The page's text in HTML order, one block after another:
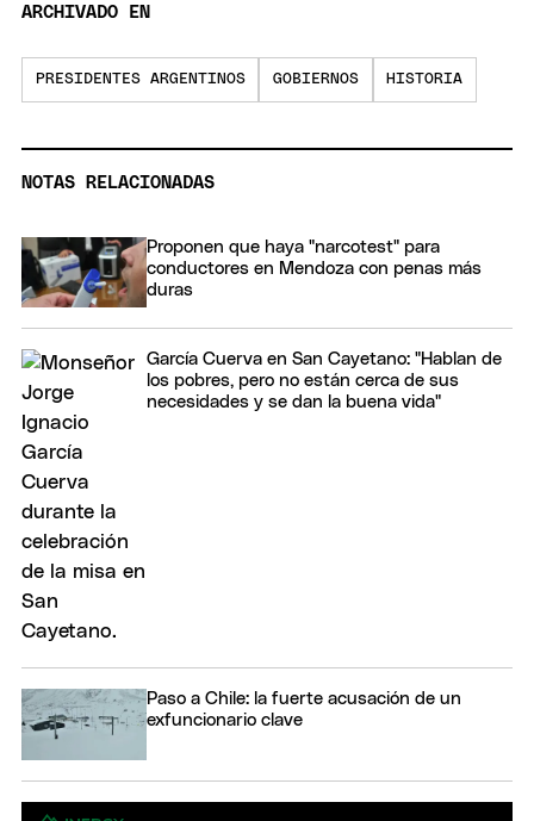
ARCHIVADO EN
PRESIDENTES ARGENTINOS GOBIERNOS HISTORIA
NOTAS RELACIONADAS
Proponen que haya "narcotest" para
conductores en Mendoza con penas más
duras
García Cuerva en San Cayetano: "Hablan de
los pobres, pero no están cerca de sus
necesidades y se dan la buena vida"
Paso a Chile: la fuerte acusación de un
exfuncionario clave